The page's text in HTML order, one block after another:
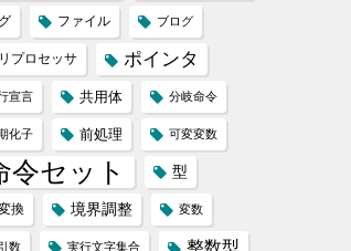
ファイル ブログ
プロセッサ ポインタ
宣言 共用体 分岐命令
化子 前処理 可変変数
令セット 型
換 境界調整 変数
数 実行文字集合 整数型